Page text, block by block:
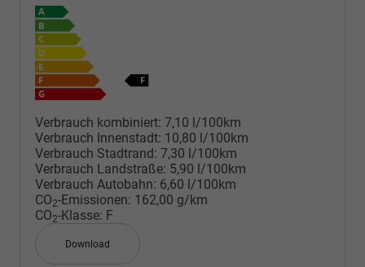
Verbrauch kombiniert: 7,10 l/100km
Verbrauch Innenstadt: 10,80 l/100km
Verbrauch Stadtrand: 7,30 l/100km
Verbrauch Landstraße: 5,90 l/100km
Verbrauch Autobahn: 6,60 l/100km
CO2-Emissionen: 162,00 g/km
CO2-Klasse: F
Download